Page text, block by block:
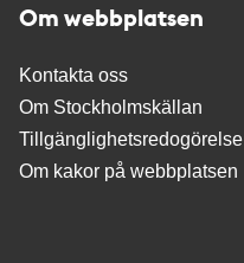
Om webbplatsen
Kontakta oss
Om Stockholmskällan
Tillgänglighetsredogörelse
Om kakor på webbplatsen